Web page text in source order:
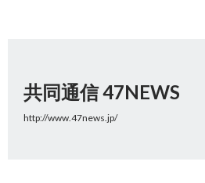
共同通信 47NEWS
http://www.47news.jp/